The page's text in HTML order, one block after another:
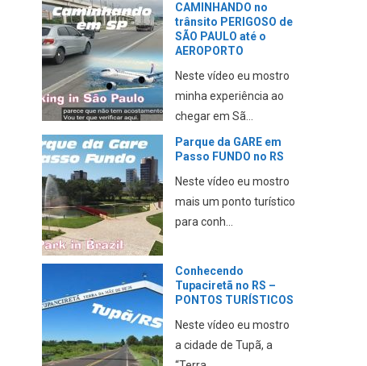
CAMINHANDO no
trânsito PERIGOSO de
SÃO PAULO até o
AEROPORTO
Neste vídeo eu mostro
minha experiência ao
chegar em Sã...
Parque da GARE em
Passo FUNDO no RS
Neste vídeo eu mostro
mais um ponto turístico
para conh...
Conhecendo
Tupaciretã no RS –
PONTOS TURÍSTICOS
Neste vídeo eu mostro
a cidade de Tupã, a